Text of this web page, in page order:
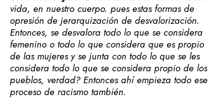
vida, en nuestro cuerpo. pues estas formas de
opresión de jerarquización de desvalorización.
Entonces, se desvalora todo lo que se considera
femenino o todo lo que considera que es propio
de las mujeres y se junta con todo lo que se les
considera todo lo que se considera propio de los
pueblos, verdad? Entonces ahí empieza todo ese
proceso de racismo también.